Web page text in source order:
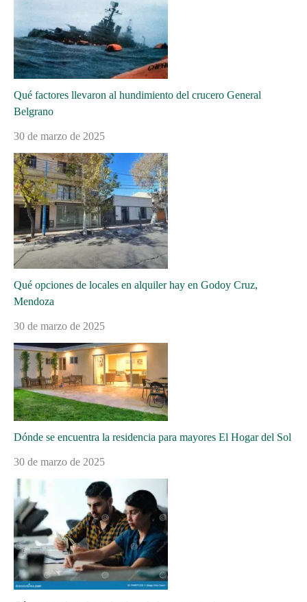
Qué factores llevaron al hundimiento del crucero General
Belgrano
30 de marzo de 2025
Qué opciones de locales en alquiler hay en Godoy Cruz,
Mendoza
30 de marzo de 2025
Dónde se encuentra la residencia para mayores El Hogar del Sol
30 de marzo de 2025